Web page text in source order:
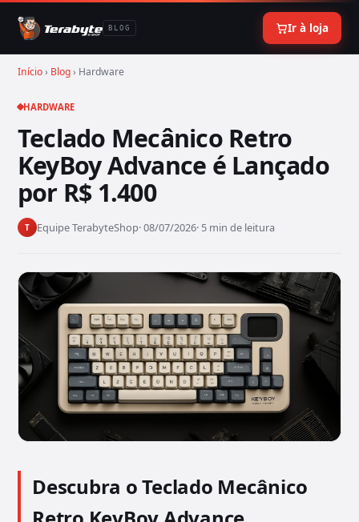
BLOG Ir à loja
Início› Blog› Hardware
HARDWARE
Teclado Mecânico Retro
KeyBoy Advance é Lançado
por R$ 1.400
T Equipe TerabyteShop· 08/07/2026· 5 min de leitura
Descubra o Teclado Mecânico